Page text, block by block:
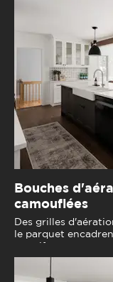
Bouches
camouflées
Des grilles
le parquet
massif.